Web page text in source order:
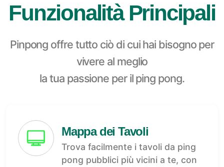
Funzionalità Principali
Pinpong offre tutto ciò di cui hai bisogno per
vivere al meglio
la tua passione per il ping pong.
Mappa dei Tavoli
Trova facilmente i tavoli da ping
pong pubblici più vicini a te, con